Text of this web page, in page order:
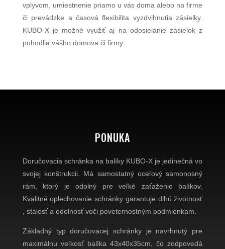
vplyvom, umiestnenie priamo u vás doma alebo na firme
či prevádzke a časová flexibilita vyzdvihnutia zásielky.
KUBO-X je možné využiť aj na odosielanie zásielok z
pohodlia vášho domova či firmy.
PONUKA
Doručovacia schránka na balíky KUBO-X je jedinečná vo
svojej konštrukcii. Má samostatný oceľový samonosný
rám, ktorý je odolný pre veľké zaťaženie balíkov.
Kvalitné oplechovanie schránky garantuje dlhú životnosť
, stálosť a odolnosť voči poveternostným podmienkam.
Základný typ doručovacej schránky je navrhnutý pre
maximálnu veľkosť balíka 43x40x35cm, čo zodpovedá